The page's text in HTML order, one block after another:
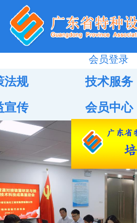
会员登录
法规 技术服务
宣传
会员中心